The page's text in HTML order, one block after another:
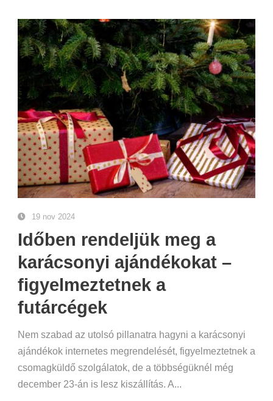
19 nov 2024
Időben rendeljük meg a
karácsonyi ajándékokat –
figyelmeztetnek a
futárcégek
Nem szabad az utolsó pillanatra hagyni a karácsonyi
ajándékok internetes megrendelését, figyelmeztetnek a
csomagküldő szolgálatok, de a többségüknél még
december 23-án is lesz kiszállítás. A...